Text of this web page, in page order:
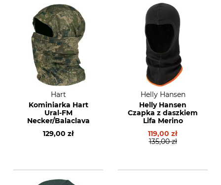
Hart
Kominiarka Hart
Ural-FM
Necker/Balaclava
129,00 zł
Helly Hansen
Helly Hansen
Czapka z daszkiem
Lifa Merino
119,00 zł
135,00 zł